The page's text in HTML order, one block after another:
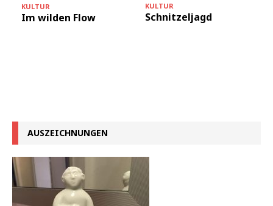
KULTUR
Im wilden Flow
KULTUR
Schnitzeljagd
AUSZEICHNUNGEN